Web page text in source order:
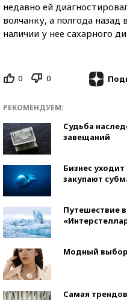
недавно ей
волчанку, а полгода
наличии у нее сахарного
0 0
РЕКОМЕНДУЕМ:
Судьба
завещаний
Бизнес
закупают
Путешествие
Модный выбор:
Самая